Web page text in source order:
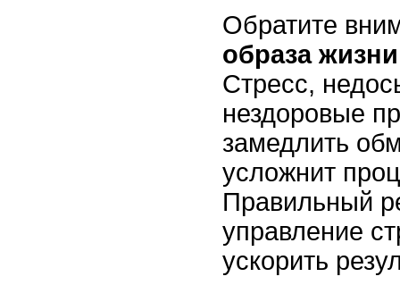
Обратите
образа жизни
Стресс,
нездоровые
замедлить
усложнит
Правильный
управление
ускорить